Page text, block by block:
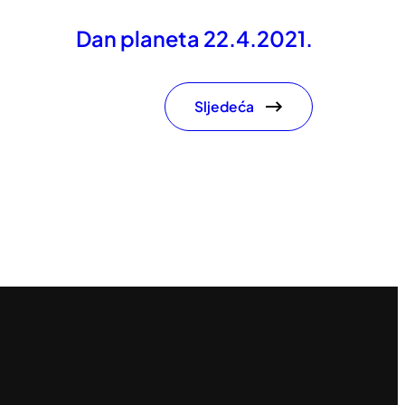
Dan planeta 22.4.2021.
Sljedeća